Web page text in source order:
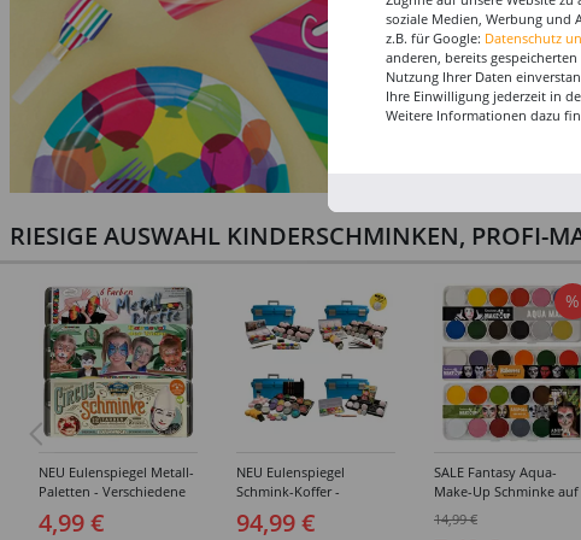
RIESIGE AUSWAHL KINDERSCHMINKEN, PROFI-
NEU Eulenspiegel Metall-
Paletten - Verschiedene
4,99 €
NEU Eulenspiegel
Schmink-Koffer -
Ausführungen
94,99 €
%
SALE Fantasy Aqua-
Make-Up Schminke auf
Paletten - Verschiedene
14,99 €
soziale Medien, Werbung und
z.B. für Google: Datenschutz
anderen, bereits
Nutzung Ihrer Daten
Ihre Einwilligung jederzeit in
Weitere Informationen dazu